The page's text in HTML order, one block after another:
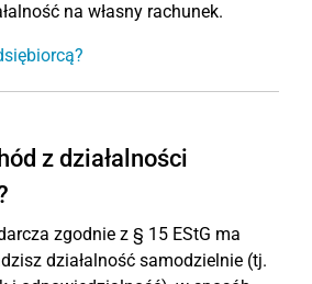
na własny rachunek.
z działalności
zgodnie z § 15 EStG ma
działalność samodzielnie (tj.